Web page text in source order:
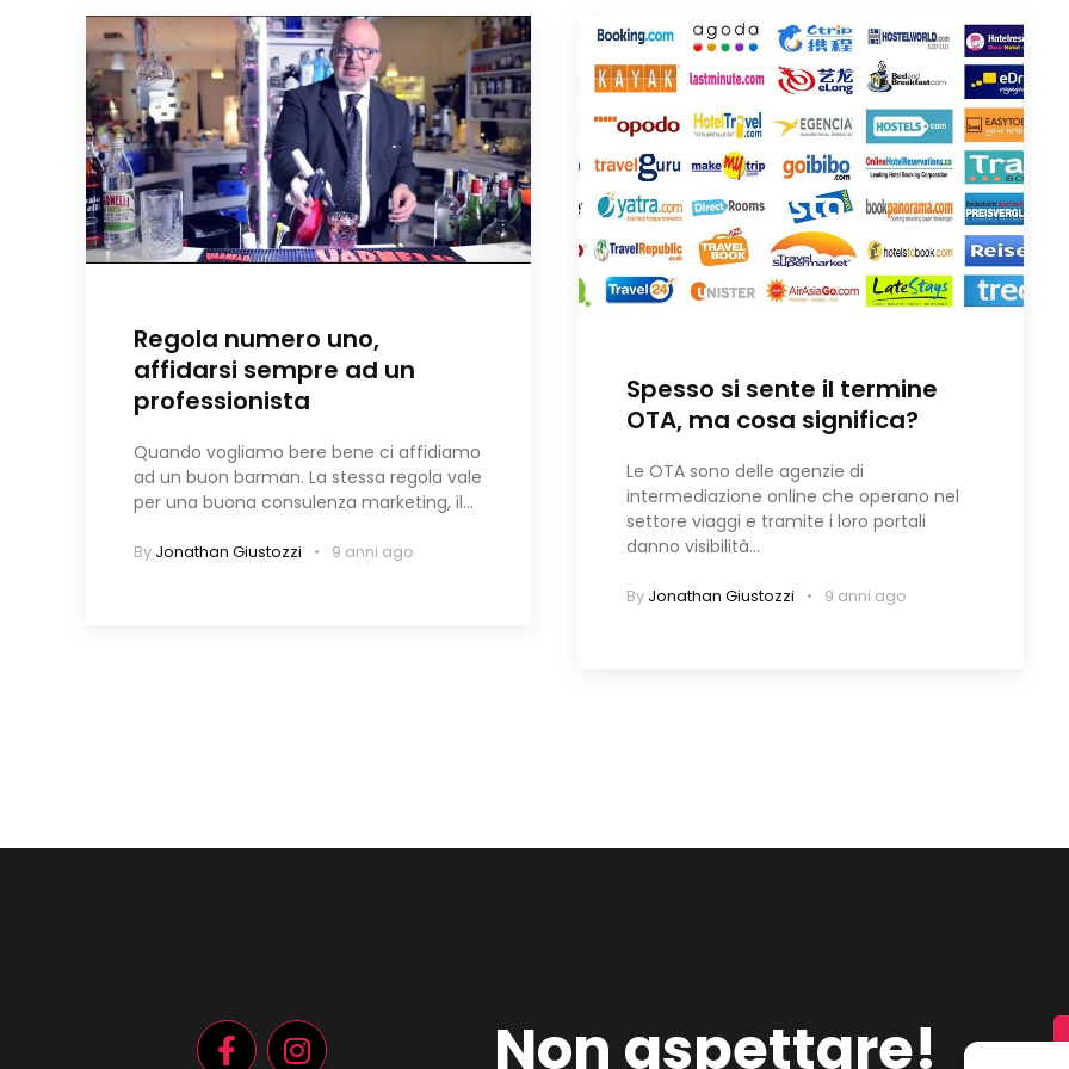
Regola numero uno,
affidarsi sempre ad un
professionista
Quando vogliamo bere bene ci affidiamo
ad un buon barman. La stessa regola vale
per una buona consulenza marketing, il…
By Jonathan Giustozzi 9 anni ago
Spesso si sente il termine
OTA, ma cosa significa?
Le OTA sono delle agenzie di
intermediazione online che operano nel
settore viaggi e tramite i loro portali
danno visibilità…
By Jonathan Giustozzi 9 anni ago
Non aspettare!